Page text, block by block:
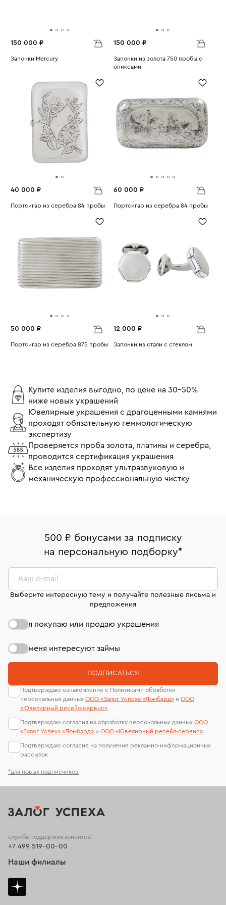
150 000 ₽
Запонки Mercury
150 000 ₽
Запонки из золота 750 пробы с
ониксами
40 000 ₽
Портсигар из серебра 84 пробы
60 000 ₽
Портсигар из серебра 84 пробы
50 000 ₽
Портсигар из серебра 875 пробы
12 000 ₽
Запонки из стали с стеклом
Купите изделия выгодно, по цене на 30-50%
ниже новых украшений
Ювелирные украшения с драгоценными камнями
проходят обязательную геммологическую
экспертизу
Проверяется проба золота, платины и серебра,
проводится сертификация украшения
Все изделия проходят ультразвуковую и
механическую профессиональную чистку
500 ₽ бонусами за подписку
на персональную подборку*
*для новых подписчиков
Ваш e-mail
Выберите интересную тему и получайте полезные письма и
предложения
я покупаю или продаю украшения
меня интересуют займы
ПОДПИСАТЬСЯ
Подтверждаю ознакомление с Политиками обработки
персональных данных ООО «Залог Успеха «Ломбард» и ООО
«Ювелирный ресейл-сервиc».
Подтверждаю согласия на обработку персональных данных ООО
«Залог Успеха «Ломбард» и ООО «Ювелирный ресейл-сервиc».
Подтверждаю согласие на получение рекламно-информационных
рассылок
служба поддержки клиентов:
+7 499 519-00-00
Наши филиалы